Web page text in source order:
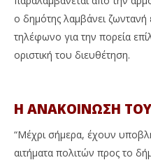
ο δημότης λαμβάνει
τηλέφωνο για την πορεία
οριστική του διευθέτηση.
Η ΑΝΑΚΟΙΝΩΣΗ
“Μέχρι σήμερα, έχουν
αιτήματα πολιτών προς το